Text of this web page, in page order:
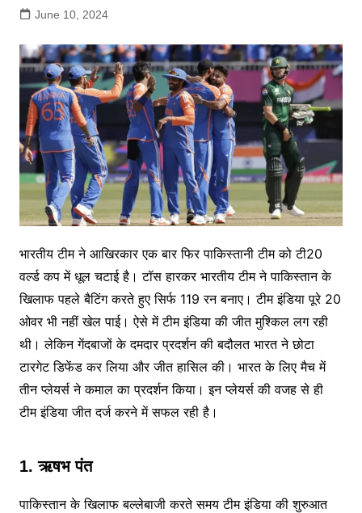
June 10, 2024
भारतीय टीम ने आखिरकार एक बार फिर पाकिस्तानी टीम को टी20
वर्ल्ड कप में धूल चटाई है। टॉस हारकर भारतीय टीम ने पाकिस्तान के
खिलाफ पहले बैटिंग करते हुए सिर्फ 119 रन बनाए। टीम इंडिया पूरे 20
ओवर भी नहीं खेल पाई। ऐसे में टीम इंडिया की जीत मुश्किल लग रही
थी। लेकिन गेंदबाजों के दमदार प्रदर्शन की बदौलत भारत ने छोटा
टारगेट डिफेंड कर लिया और जीत हासिल की। भारत के लिए मैच में
तीन प्लेयर्स ने कमाल का प्रदर्शन किया। इन प्लेयर्स की वजह से ही
टीम इंडिया जीत दर्ज करने में सफल रही है।
1. ऋषभ पंत
पाकिस्तान के खिलाफ बल्लेबाजी करते समय टीम इंडिया की शुरुआत